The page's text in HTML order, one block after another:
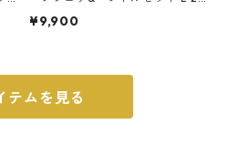
m ガス火・IH対応 鉄フライパン
¥9,900
テムを見る